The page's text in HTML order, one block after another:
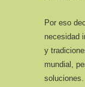
Por eso
necesidad
y
mundial,